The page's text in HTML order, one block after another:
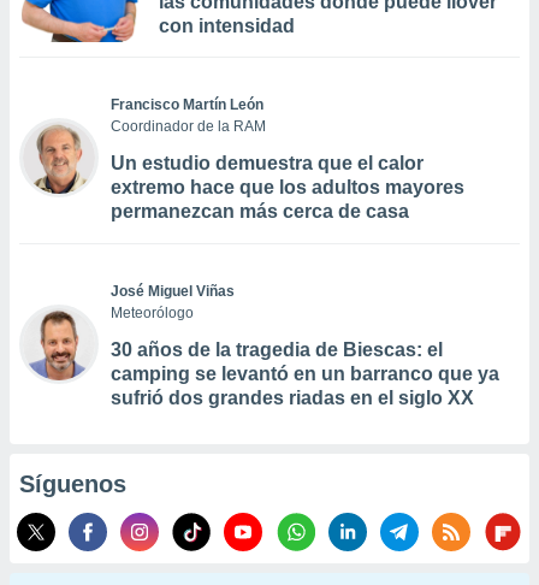
con intensidad
Francisco Martín León
Coordinador de la RAM
Un estudio demuestra que el calor
extremo hace que los adultos mayores
permanezcan más cerca de casa
José Miguel Viñas
Meteorólogo
30 años de la tragedia de Biescas: el
camping se levantó en un barranco que ya
sufrió dos grandes riadas en el siglo XX
Síguenos